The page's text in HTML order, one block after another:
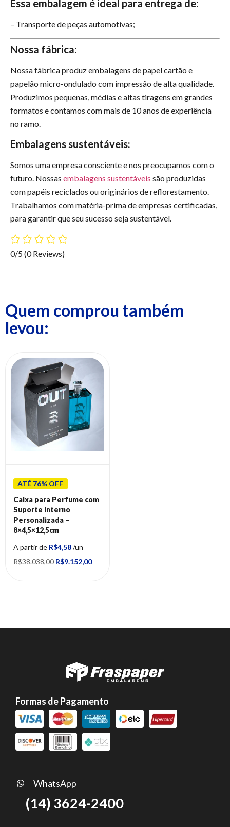
Essa embalagem é ideal para entrega de:
– Transporte de peças automotivas;
Nossa fábrica:
Nossa fábrica produz embalagens de papel cartão e
papelão micro-ondulado com impressão de alta qualidade.
Produzimos pequenas, médias e altas tiragens em grandes
formatos e contamos com mais de 10 anos de experiência
no ramo.
Embalagens sustentáveis:
Somos uma empresa consciente e nos preocupamos com o
futuro. Nossas embalagens sustentáveis são produzidas
com papéis reciclados ou originários de reflorestamento.
Trabalhamos com matéria-prima de empresas certificadas,
para garantir que seu sucesso seja sustentável.
0/5(0 Reviews)
Quem comprou também
levou:
ATÉ 76% OFF
Caixa para Perfume com
Suporte Interno
Personalizada –
8×4,5×12,5cm
A partir de R$4,58/un
R$38.038,00R$9.152,00
Formas de Pagamento
WhatsApp
(14) 3624-2400